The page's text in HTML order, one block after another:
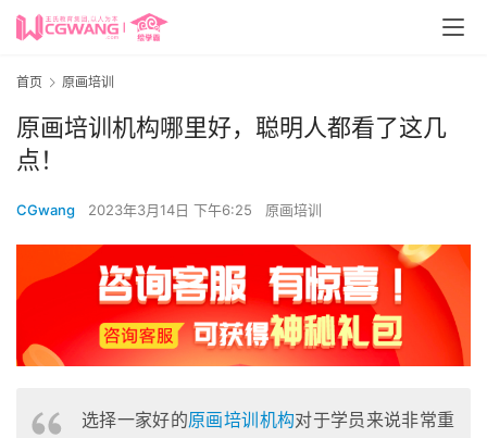
首页 原画培训
原画培训机构哪里好，聪明人都看了这几
点！
CGwang 2023年3月14日 下午6:25 原画培训
选择一家好的原画培训机构对于学员来说非常重